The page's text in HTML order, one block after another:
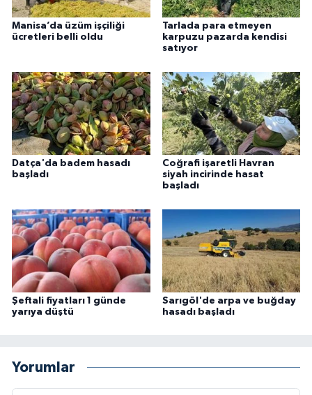
Manisa’da üzüm işçiliği
ücretleri belli oldu
Tarlada para etmeyen
karpuzu pazarda kendisi
satıyor
Datça'da badem hasadı
başladı
Coğrafi işaretli Havran
siyah incirinde hasat
başladı
Şeftali fiyatları 1 günde
yarıya düştü
Sarıgöl'de arpa ve buğday
hasadı başladı
Yorumlar